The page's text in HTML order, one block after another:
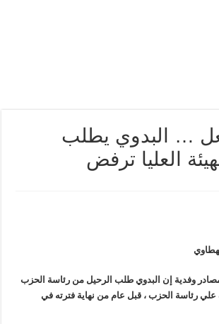
… البدوي يطلب
العليا ترفض
وفدية إن البدوي طلب الرحيل من رئاسة الحزب
علي رئاسة الحزب ، قبل عام من نهاية فترته في